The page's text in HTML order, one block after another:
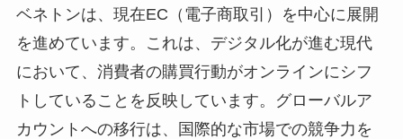
ベネトンは、現在EC（電子商取引）を中心に展開
を進めています。これは、デジタル化が進む現代
において、消費者の購買行動がオンラインにシフ
トしていることを反映しています。グローバルア
カウントへの移行は、国際的な市場での競争力を